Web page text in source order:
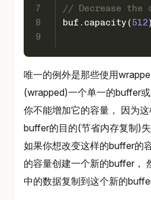
7
8
9
// Decrease
buf.capacity(512
唯一的例外是那些使用
(wrapped)一个单一的buffer或
你不能增加它的容量， 因为
buffer的目的(节省内存复制)失
如果你想改变这样的buffer的
的容量创建一个新的buffer，
中的数据复制到这个新的